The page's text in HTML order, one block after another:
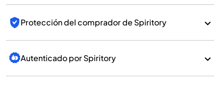
Protección del comprador de Spiritory
Autenticado por Spiritory